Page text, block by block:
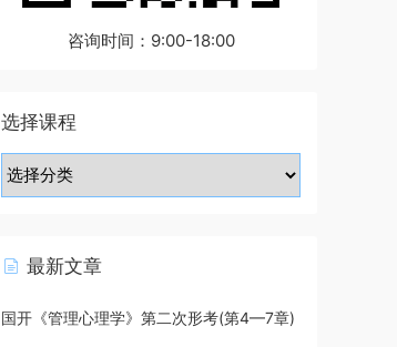
咨询时间：9:00-18:00
选择课程
最新文章
国开《管理心理学》第二次形考(第4—7章)